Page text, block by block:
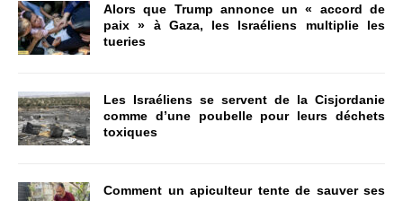
Alors que Trump annonce un « accord de
paix » à Gaza, les Israéliens multiplie les
tueries
Les Israéliens se servent de la Cisjordanie
comme d’une poubelle pour leurs déchets
toxiques
Comment un apiculteur tente de sauver ses